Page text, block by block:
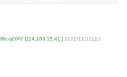
qOXV [114.183.15.41]) 2022/11/12(土)